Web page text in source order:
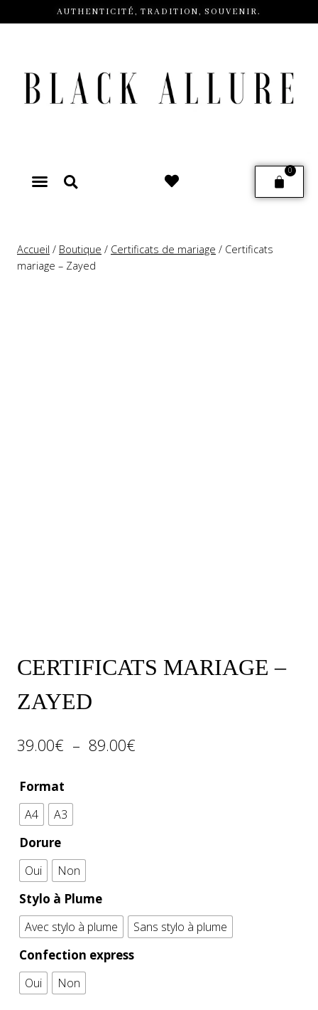
AUTHENTICITÉ, TRADITION, SOUVENIR.
0
Accueil / Boutique / Certificats de mariage / Certificats
mariage – Zayed
CERTIFICATS MARIAGE –
ZAYED
39.00€ – 89.00€
Format
A4 A3
Dorure
Oui Non
Stylo à Plume
Avec stylo à plume Sans stylo à plume
Confection express
Oui Non